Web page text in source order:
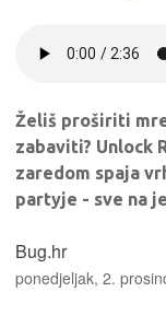
Želiš proširiti
zabaviti? Unlock
zaredom spaja
partyje - sve na
Bug.hr
ponedjeljak, 2.